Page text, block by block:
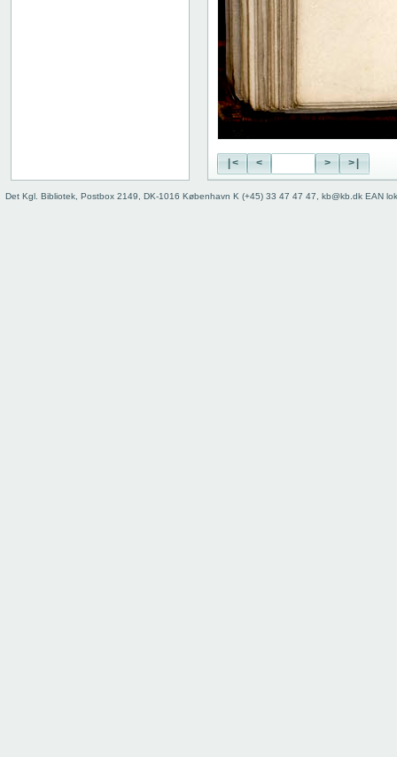
|< < > >|
Det Kgl. Bibliotek, Postbox 2149, DK-1016 København K (+45) 33 47 47 47, kb@kb.dk EAN